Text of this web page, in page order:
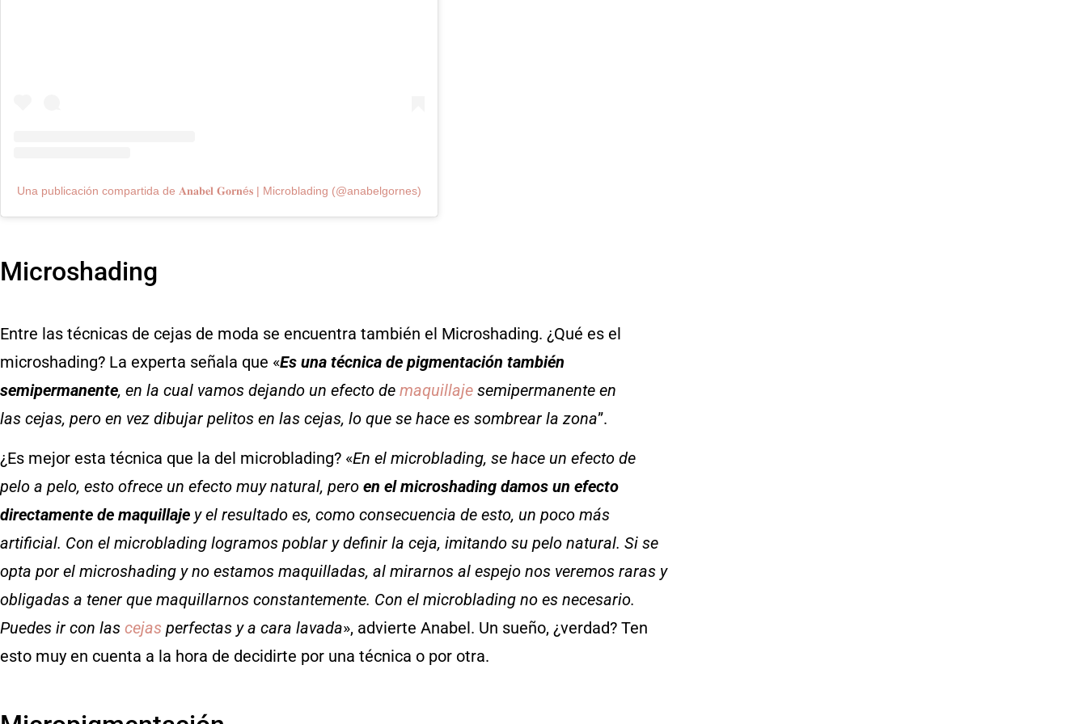
Una publicación compartida de 𝐀𝐧𝐚𝐛𝐞𝐥 𝐆𝐨𝐫𝐧é𝐬 | Microblading (@anabelgornes)
Microshading
Entre las técnicas de cejas de moda se encuentra también el Microshading. ¿Qué es el
microshading? La experta señala que «Es una técnica de pigmentación también
semipermanente, en la cual vamos dejando un efecto de maquillaje semipermanente en
las cejas, pero en vez dibujar pelitos en las cejas, lo que se hace es sombrear la zona”.
¿Es mejor esta técnica que la del microblading? «En el microblading, se hace un efecto de
pelo a pelo, esto ofrece un efecto muy natural, pero en el microshading damos un efecto
directamente de maquillaje y el resultado es, como consecuencia de esto, un poco más
artificial. Con el microblading logramos poblar y definir la ceja, imitando su pelo natural. Si se
opta por el microshading y no estamos maquilladas, al mirarnos al espejo nos veremos raras y
obligadas a tener que maquillarnos constantemente. Con el microblading no es necesario.
Puedes ir con las cejas perfectas y a cara lavada», advierte Anabel. Un sueño, ¿verdad? Ten
esto muy en cuenta a la hora de decidirte por una técnica o por otra.